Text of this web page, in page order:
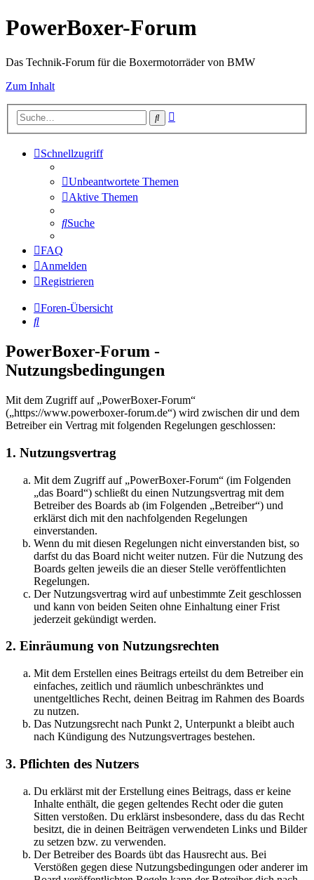
PowerBoxer-Forum
Das Technik-Forum für die Boxermotorräder von BMW
Zum Inhalt
Suche
Schnellzugriff
Unbeantwortete Themen
Aktive Themen
Suche
FAQ
Anmelden
Registrieren
Foren-Übersicht
Suche
PowerBoxer-Forum -
Nutzungsbedingungen
Mit dem Zugriff auf „PowerBoxer-Forum“
(„https://www.powerboxer-forum.de“) wird zwischen dir und dem
Betreiber ein Vertrag mit folgenden Regelungen geschlossen:
1. Nutzungsvertrag
Mit dem Zugriff auf „PowerBoxer-Forum“ (im Folgenden
„das Board“) schließt du einen Nutzungsvertrag mit dem
Betreiber des Boards ab (im Folgenden „Betreiber“) und
erklärst dich mit den nachfolgenden Regelungen
einverstanden.
Wenn du mit diesen Regelungen nicht einverstanden bist, so
darfst du das Board nicht weiter nutzen. Für die Nutzung des
Boards gelten jeweils die an dieser Stelle veröffentlichten
Regelungen.
Der Nutzungsvertrag wird auf unbestimmte Zeit geschlossen
und kann von beiden Seiten ohne Einhaltung einer Frist
jederzeit gekündigt werden.
2. Einräumung von Nutzungsrechten
Mit dem Erstellen eines Beitrags erteilst du dem Betreiber ein
einfaches, zeitlich und räumlich unbeschränktes und
unentgeltliches Recht, deinen Beitrag im Rahmen des Boards
zu nutzen.
Das Nutzungsrecht nach Punkt 2, Unterpunkt a bleibt auch
nach Kündigung des Nutzungsvertrages bestehen.
3. Pflichten des Nutzers
Du erklärst mit der Erstellung eines Beitrags, dass er keine
Inhalte enthält, die gegen geltendes Recht oder die guten
Sitten verstoßen. Du erklärst insbesondere, dass du das Recht
besitzt, die in deinen Beiträgen verwendeten Links und Bilder
zu setzen bzw. zu verwenden.
Der Betreiber des Boards übt das Hausrecht aus. Bei
Verstößen gegen diese Nutzungsbedingungen oder anderer im